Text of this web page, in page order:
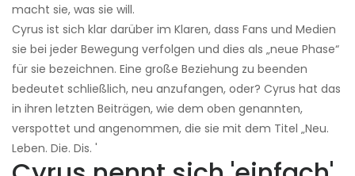
macht sie, was sie will.
Cyrus ist sich klar darüber im Klaren, dass Fans und Medien
sie bei jeder Bewegung verfolgen und dies als „neue Phase“
für sie bezeichnen. Eine große Beziehung zu beenden
bedeutet schließlich, neu anzufangen, oder? Cyrus hat das
in ihren letzten Beiträgen, wie dem oben genannten,
verspottet und angenommen, die sie mit dem Titel „Neu.
Leben. Die. Dis. '